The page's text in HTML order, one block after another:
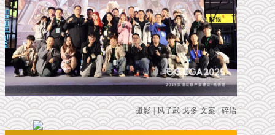
摄影 | 风子武 戈多 文案 | 碎语